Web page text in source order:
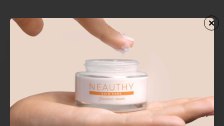
ΣΧΕΤΙΚΑ ΠΡΟΙΟΝΤΑ ΑΓΟΡΑΣΑΝ ΕΠΙΣΗΣ ΑΠΟ ΤΗΝ